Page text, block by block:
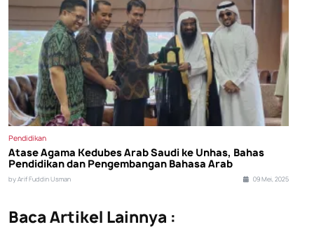
Pendidikan
Atase Agama Kedubes Arab Saudi ke Unhas, Bahas
Pendidikan dan Pengembangan Bahasa Arab
by Arif Fuddin Usman 09 Mei, 2025
Baca Artikel Lainnya :